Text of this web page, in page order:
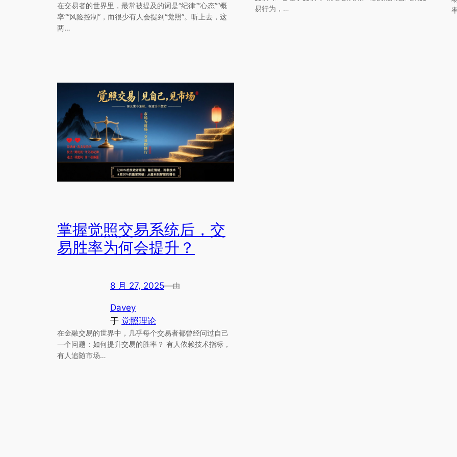
在交易者的世界里，最常被提及的词是“纪律”“心态”“概
率”“风险控制”，而很少有人会提到“觉照”。听上去，这
两…
易行为，…
掌握觉照交易系统后，交
易胜率为何会提升？
8 月 27, 2025—由
Davey
于 觉照理论
在金融交易的世界中，几乎每个交易者都曾经问过自己
一个问题：如何提升交易的胜率？ 有人依赖技术指标，
有人追随市场…